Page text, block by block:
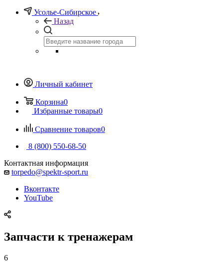
Усолье-Сибирское
Назад
Личный кабинет
Корзина0
Избранные товары0
Сравнение товаров0
8 (800) 550-68-50
Контактная информация
torpedo@spektr-sport.ru
Вконтакте
YouTube
Запчасти к тренажерам
6